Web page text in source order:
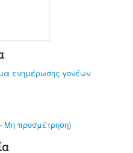
ενημέρωσης γονέων
Μη προσμέτρηση)